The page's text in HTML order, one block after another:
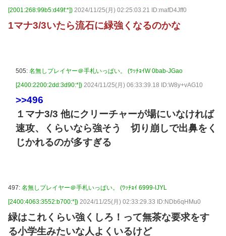
[2001:268:99b5:d49f:*]) 2024/11/25(月) 02:25:03.21 ID:mafD4Jff0
1マナ3/3いたら流石に緑強くなるのかな
505: 名無しプレイヤー＠手札いっぱい。 (ﾜｯﾁｮｲW 0bab-JGao
[2400:2200:2dd:3d90:*]) 2024/11/25(月) 06:33:39.18 ID:W8y+vAG10
>>496
１マナ3/3 他にクリーチャーが場にいなければ
速攻、くらいなら強そう 切り崩しで出鼻をく
じかれるのが多すぎる
497: 名無しプレイヤー＠手札いっぱい。 (ﾜｯﾁｮｲ 6999-lJYL
[2400:4063:3552:b700:*]) 2024/11/25(月) 02:33:29.33 ID:NDb6qHMu0
緑はこれくらい強くしろ！って無茶な要求をす
る小学生みたいな人よくいるけど